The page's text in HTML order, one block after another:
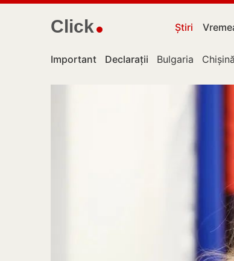
Click Știri
Important Declarații Bulgaria